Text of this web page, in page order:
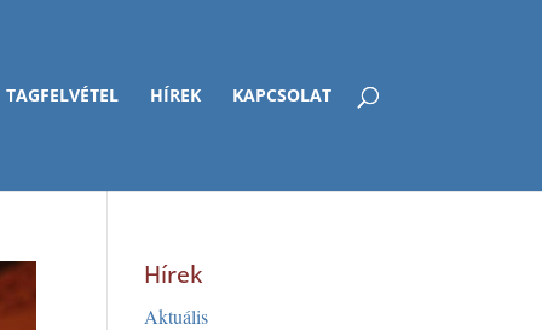
TAGFELVÉTEL HÍREK KAPCSOLAT
Hírek
Aktuális